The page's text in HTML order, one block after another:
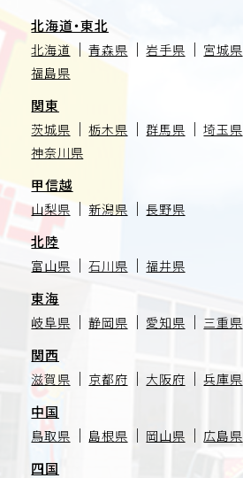
北海道・東北
北海道 青森県 岩手県 宮城県
福島県
関東
茨城県 栃木県 群馬県 埼玉県
神奈川県
甲信越
山梨県 新潟県 長野県
北陸
富山県 石川県 福井県
東海
岐阜県 静岡県 愛知県 三重県
関西
滋賀県 京都府 大阪府 兵庫県
中国
鳥取県 島根県 岡山県 広島県
四国